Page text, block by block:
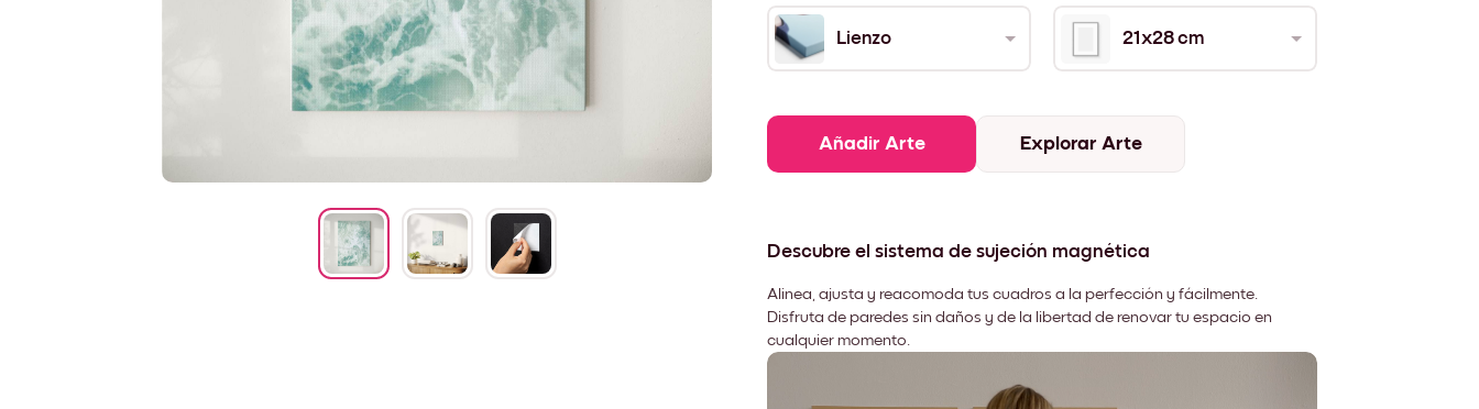
Lienzo 21x28 cm
Añadir Arte Explorar Arte
Descubre el sistema de sujeción magnética
Alinea, ajusta y reacomoda tus cuadros a la perfección y fácilmente.
Disfruta de paredes sin daños y de la libertad de renovar tu espacio en
cualquier momento.